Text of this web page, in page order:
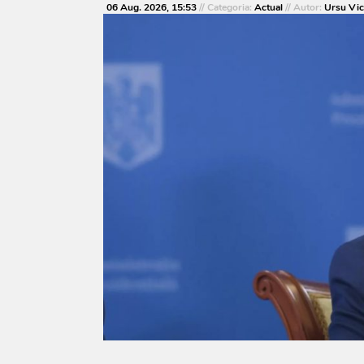
06 Aug. 2026, 15:53// Categoria: Actual// Autor: Ursu